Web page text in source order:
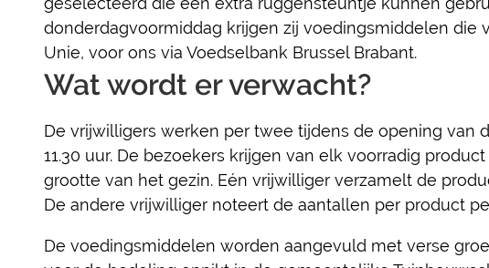
donderdagvoormiddag krijgen zij voedingsmiddelen die
Unie, voor ons via Voedselbank Brussel Brabant.
Wat wordt er verwacht?
De vrijwilligers werken per twee tijdens de opening van
11.30 uur. De bezoekers krijgen van elk voorradig
grootte van het gezin. Eén vrijwilliger verzamelt de
De andere vrijwilliger noteert de aantallen per product
De voedingsmiddelen worden aangevuld met verse